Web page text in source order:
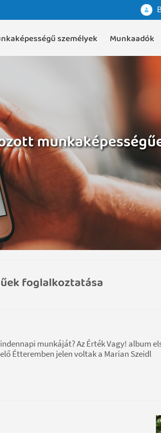
személyek Munkaadók
foglalkoztatása
munkáját? Az Érték Vagy! album
Étteremben jelen voltak a Marian Szeidl